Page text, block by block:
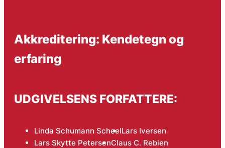
Akkreditering: Kendetegn og
erfaring
UDGIVELSENS FORFATTERE:
Linda Schumann ScheelLars Iversen
Lars Skytte PetersenClaus C. Rebien